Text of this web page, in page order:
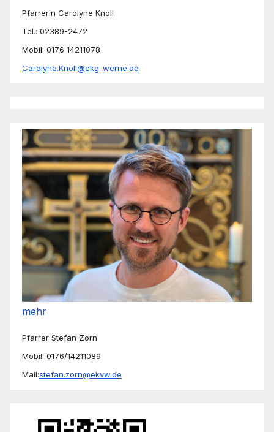
Pfarrerin Carolyne Knoll
Tel.: 02389-2472
Mobil: 0176 14211078
Carolyne.Knoll@ekg-werne.de
mehr
Pfarrer Stefan Zorn
Mobil: 0176/14211089
Mail:stefan.zorn@ekvw.de